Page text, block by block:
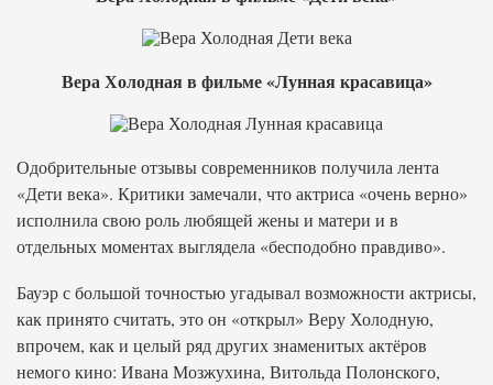
Вера Холодная в фильме «Лунная красавица»
Одобрительные отзывы современников получила лента
«Дети века». Критики замечали, что актриса «очень верно»
исполнила свою роль любящей жены и матери и в
отдельных моментах выглядела «бесподобно правдиво».
Бауэр с большой точностью угадывал возможности актрисы,
как принято считать, это он «открыл» Веру Холодную,
впрочем, как и целый ряд других знаменитых актёров
немого кино: Ивана Мозжухина, Витольда Полонского,